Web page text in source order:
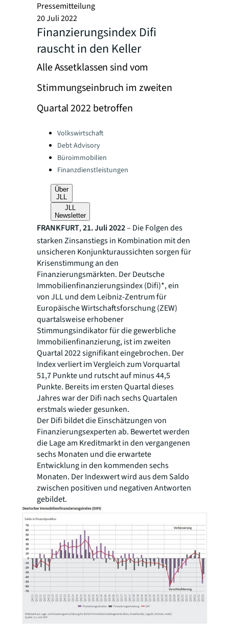
Pressemitteilung
20 Juli 2022
Finanzierungsindex Difi
rauscht in den Keller
Alle Assetklassen sind vom
Stimmungseinbruch im zweiten
Quartal 2022 betroffen
Categories:Volkswirtschaft
Debt Advisory
Büroimmobilien
Finanzdienstleistungen
Über
JLL
JLL
Newsletter
FRANKFURT,21. Juli 2022– Die Folgen des
starken Zinsanstiegs in Kombination mit den
unsicheren Konjunkturaussichten sorgen für
Krisenstimmung an den
Finanzierungsmärkten. Der Deutsche
Immobilienfinanzierungsindex (Difi)*, ein
von JLL und dem Leibniz-Zentrum für
Europäische Wirtschaftsforschung (ZEW)
quartalsweise erhobener
Stimmungsindikator für die gewerbliche
Immobilienfinanzierung, ist im zweiten
Quartal 2022 signifikant eingebrochen. Der
Index verliert im Vergleich zum Vorquartal
51,7 Punkte und rutscht auf minus 44,5
Punkte. Bereits im ersten Quartal dieses
Jahres war der Difi nach sechs Quartalen
erstmals wieder gesunken.
Der Difi bildet die Einschätzungen von
Finanzierungsexperten ab. Bewertet werden
die Lage am Kreditmarkt in den vergangenen
sechs Monaten und die erwartete
Entwicklung in den kommenden sechs
Monaten. Der Indexwert wird aus dem Saldo
zwischen positiven und negativen Antworten
gebildet.